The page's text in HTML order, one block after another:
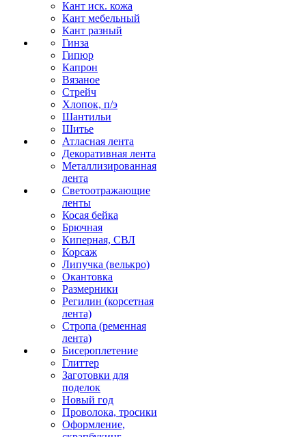
Кант иск. кожа
Кант мебельный
Кант разный
Гинза
Гипюр
Капрон
Вязаное
Стрейч
Хлопок, п/э
Шантильи
Шитье
Атласная лента
Декоративная лента
Металлизированная
лента
Светоотражающие
ленты
Косая бейка
Брючная
Киперная, СВЛ
Корсаж
Липучка (велькро)
Окантовка
Размерники
Регилин (корсетная
лента)
Стропа (ременная
лента)
Бисероплетение
Глиттер
Заготовки для
поделок
Новый год
Проволока, тросики
Оформление,